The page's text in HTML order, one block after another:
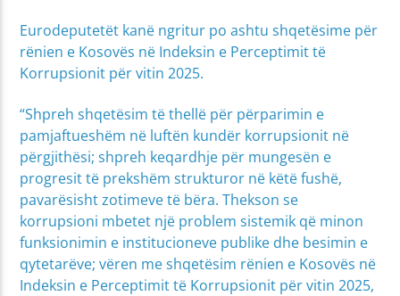
Eurodeputetët kanë ngritur po ashtu shqetësime për
rënien e Kosovës në Indeksin e Perceptimit të
Korrupsionit për vitin 2025.
“Shpreh shqetësim të thellë për përparimin e
pamjaftueshëm në luftën kundër korrupsionit në
përgjithësi; shpreh keqardhje për mungesën e
progresit të prekshëm strukturor në këtë fushë,
pavarësisht zotimeve të bëra. Thekson se
korrupsioni mbetet një problem sistemik që minon
funksionimin e institucioneve publike dhe besimin e
qytetarëve; vëren me shqetësim rënien e Kosovës në
Indeksin e Perceptimit të Korrupsionit për vitin 2025,